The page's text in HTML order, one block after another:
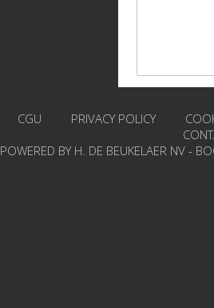
CGU PRIVACY POLICY
POWERED BY H. DE BEUKELAER NV -